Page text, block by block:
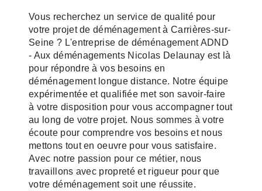
Vous recherchez un service de qualité pour
votre projet de déménagement à Carrières-sur-
Seine ? L'entreprise de déménagement ADND
- Aux déménagements Nicolas Delaunay est là
pour répondre à vos besoins en
déménagement longue distance. Notre équipe
expérimentée et qualifiée met son savoir-faire
à votre disposition pour vous accompagner tout
au long de votre projet. Nous sommes à votre
écoute pour comprendre vos besoins et nous
mettons tout en oeuvre pour vous satisfaire.
Avec notre passion pour ce métier, nous
travaillons avec propreté et rigueur pour que
votre déménagement soit une réussite.